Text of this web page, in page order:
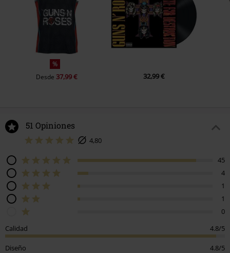
%
Desde 37,99 € 32,99 €
51 Opiniones
4,80
45
4
1
1
0
Calidad
4.8/5
Diseño 4.8/5